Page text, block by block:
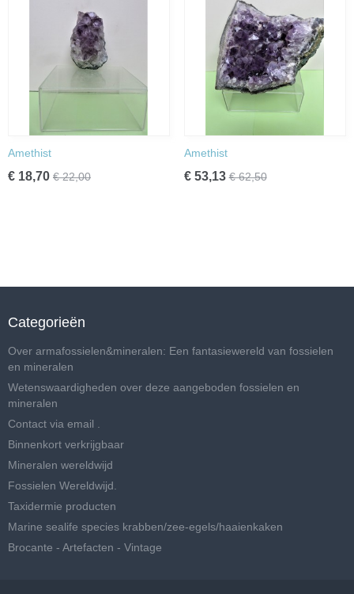
Amethist
€ 18,70 € 22,00
Amethist
€ 53,13 € 62,50
Categorieën
Over armafossielen&mineralen: Een fantasiewereld van fossielen
en mineralen
Wetenswaardigheden over deze aangeboden fossielen en
mineralen
Contact via email .
Binnenkort verkrijgbaar
Mineralen wereldwijd
Fossielen Wereldwijd.
Taxidermie producten
Marine sealife species krabben/zee-egels/haaienkaken
Brocante - Artefacten - Vintage